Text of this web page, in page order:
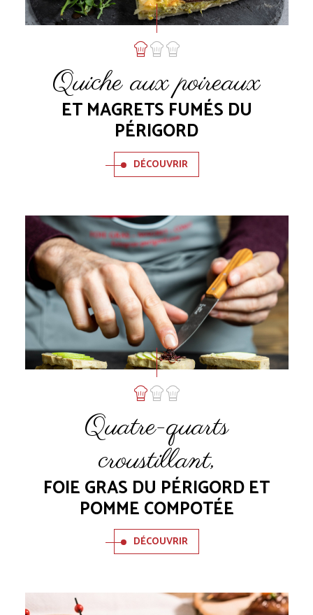
Quiche aux poireaux
ET MAGRETS FUMÉS DU
PÉRIGORD
DÉCOUVRIR
Quatre-quarts
croustillant,
FOIE GRAS DU PÉRIGORD ET
POMME COMPOTÉE
DÉCOUVRIR